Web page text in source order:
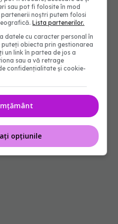
sau pot fi folosite în mod
noștri putem folosi
Lista partenerilor.
datele cu caracter personal în
obiecta prin gestionarea
un link în partea de jos a
sau a vă retrage
confidențialitate și cookie-
opțiunile